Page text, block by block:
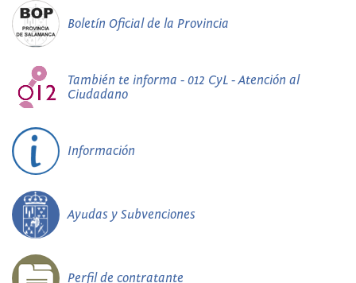
Boletín Oficial de la Provincia
También te informa - 012 CyL - Atención al
Ciudadano
Información
Ayudas y Subvenciones
Perfil de contratante